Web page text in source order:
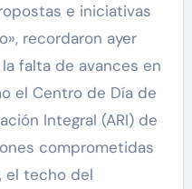
e iniciativas
recordaron ayer
falta de avances en
el Centro de Día de
Integral (ARI) de
comprometidas
el techo del